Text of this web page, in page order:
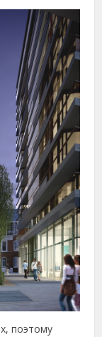
поэтому